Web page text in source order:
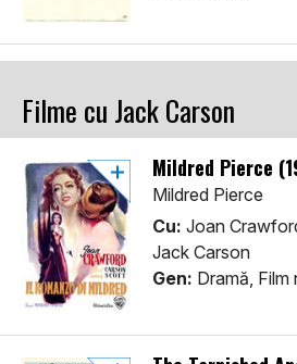
Filme cu Jack Carson
Mildred Pierce
Mildred Pierce
Cu: Joan
Jack Carson
Gen: Dramă, Film